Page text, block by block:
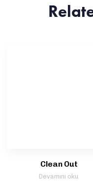
Clean Out
Devamını oku